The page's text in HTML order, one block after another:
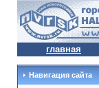
главная
Навигация сайта